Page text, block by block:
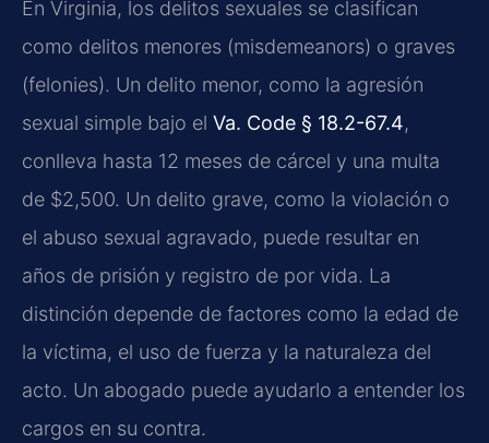
En Virginia, los delitos sexuales se clasifican
como delitos menores (misdemeanors) o graves
(felonies). Un delito menor, como la agresión
sexual simple bajo el Va. Code § 18.2-67.4,
conlleva hasta 12 meses de cárcel y una multa
de $2,500. Un delito grave, como la violación o
el abuso sexual agravado, puede resultar en
años de prisión y registro de por vida. La
distinción depende de factores como la edad de
la víctima, el uso de fuerza y la naturaleza del
acto. Un abogado puede ayudarlo a entender los
cargos en su contra.